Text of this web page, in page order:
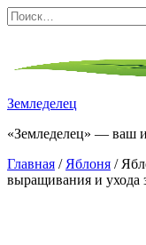
Перейти
к
Search
for:
Земледелец
«Земледелец» — ваш
Главная / Яблоня /
выращивания и ухода